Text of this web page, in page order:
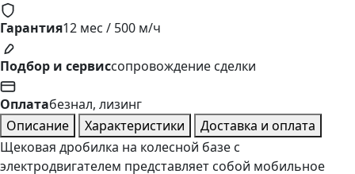
Гарантия12 мес / 500 м/ч
Подбор и сервиссопровождение сделки
Оплатабезнал, лизинг
Описание
Характеристики
Доставка и оплата
Щековая дробилка на колесной базе с
электродвигателем представляет собой мобильное